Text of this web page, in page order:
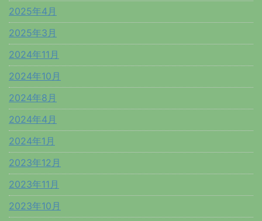
2025年4月
2025年3月
2024年11月
2024年10月
2024年8月
2024年4月
2024年1月
2023年12月
2023年11月
2023年10月